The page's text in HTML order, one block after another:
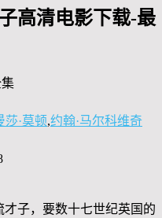
高清电影下载-最
莎·莫顿,约翰·马尔科维奇
子，要数十七世纪英国的